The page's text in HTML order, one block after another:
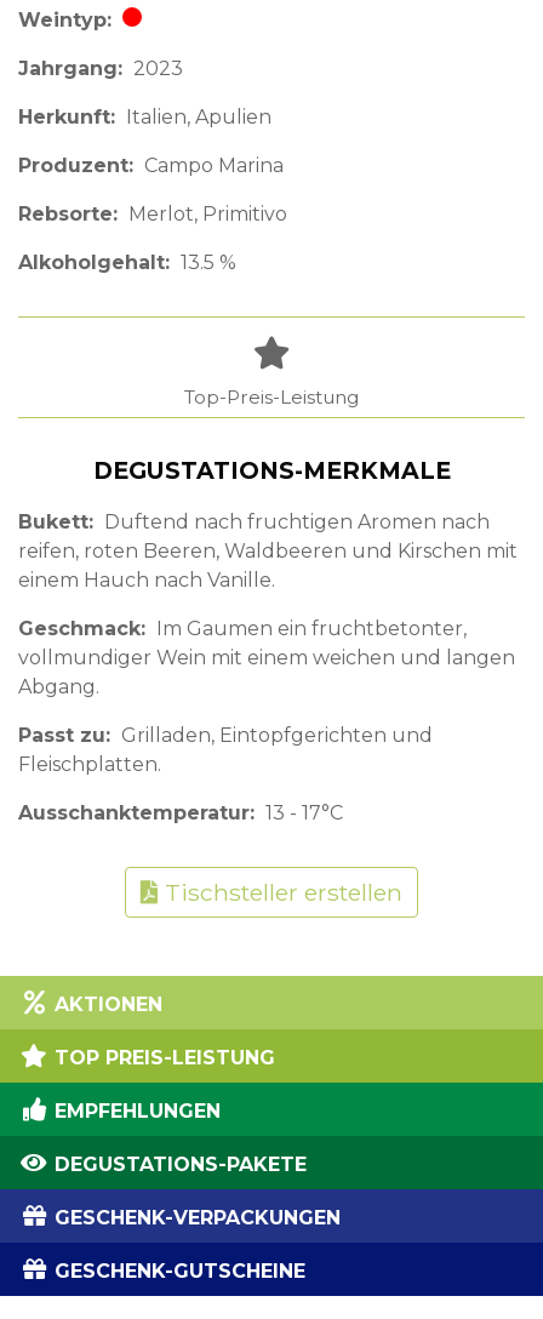
Weintyp Rotwein
Jahrgang 2023
Herkunft Italien Apulien
Produzent Campo Marina
Rebsorte Merlot, Primitivo
Alkoholgehalt 13.5 %
Top-Preis-Leistung
DEGUSTATIONS-MERKMALE
Bukett
Duftend nach fruchtigen Aromen nach
reifen, roten Beeren, Waldbeeren und Kirschen mit
einem Hauch nach Vanille.
Geschmack
Im Gaumen ein fruchtbetonter,
vollmundiger Wein mit einem weichen und langen
Abgang.
Passt zu
Grilladen, Eintopfgerichten und
Fleischplatten.
Ausschanktemperatur 13 - 17°C
Tischsteller erstellen
AKTIONEN
TOP PREIS-LEISTUNG
EMPFEHLUNGEN
DEGUSTATIONS-PAKETE
GESCHENK-VERPACKUNGEN
GESCHENK-GUTSCHEINE